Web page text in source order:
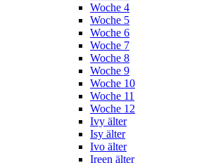
Woche 4
Woche 5
Woche 6
Woche 7
Woche 8
Woche 9
Woche 10
Woche 11
Woche 12
Ivy älter
Isy älter
Ivo älter
Ireen älter